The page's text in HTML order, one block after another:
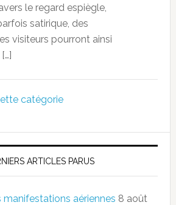
le regard espiègle,
satirique, des
visiteurs pourront ainsi
catégorie
ARTICLES PARUS
manifestations aériennes 8 août